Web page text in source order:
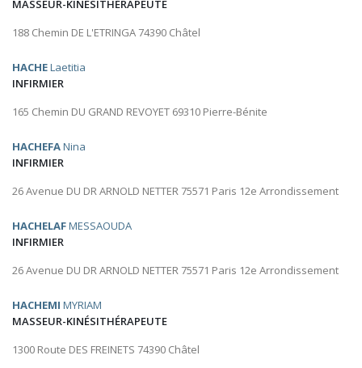
MASSEUR-KINÉSITHÉRAPEUTE
188 Chemin DE L'ETRINGA 74390 Châtel
HACHELaetitia
INFIRMIER
165 Chemin DU GRAND REVOYET 69310 Pierre-Bénite
HACHEFANina
INFIRMIER
26 Avenue DU DR ARNOLD NETTER 75571 Paris 12e Arrondissement
HACHELAFMESSAOUDA
INFIRMIER
26 Avenue DU DR ARNOLD NETTER 75571 Paris 12e Arrondissement
HACHEMI MYRIAM
MASSEUR-KINÉSITHÉRAPEUTE
1300 Route DES FREINETS 74390 Châtel